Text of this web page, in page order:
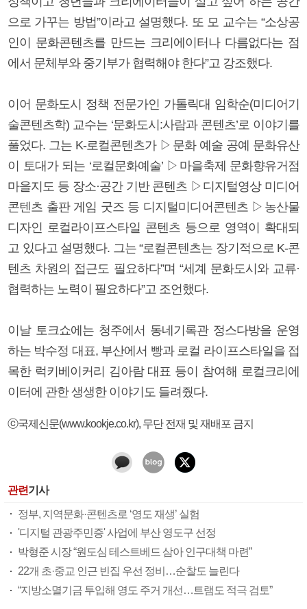
으로 가꾸는 방법”이라고 설명했다. 또 모 교수는 “소상공
인이 문화콘텐츠를 만드는 크리에이터나 다름없다는 점
에서 문체부와 중기부가 협력해야 한다”고 강조했다.
이어 문화도시 정책 전문가인 가톨릭대 임학순(미디어기
술콘텐츠학) 교수는 ‘문화도시:사람과 콘텐츠’로 이야기를
풀었다. 그는 K-로컬콘텐츠가 ▷문화 예술 공예 문화유산
이 토대가 되는 ‘로컬문화예술’ ▷마을축제 문화향유거점
마을지도 등 장소·공간 기반 콘텐츠 ▷디지털영상 미디어
콘텐츠 출판 게임 굿즈 등 디지털미디어콘텐츠 ▷농산물
디자인 로컬라이프스타일 콘텐츠 등으로 영역이 확대되
고 있다고 설명했다. 그는 “로컬콘텐츠는 장기적으로 K-콘
텐츠 차원의 접근도 필요하다”며 “세계 문화도시와 교류·
협력하는 노력이 필요하다”고 조언했다.
이날 토크쇼에는 청주에서 동네기록관 정스다방을 운영
하는 박수정 대표, 부산에서 빵과 로컬 라이프스타일을 접
목한 럭키베이커리 김아람 대표 등이 참여해 로컬크리에
이터에 관한 생생한 이야기도 들려줬다.
ⓒ국제신문(www.kookje.co.kr), 무단 전재 및 재배포 금지
관련기사
정부, 지역문화·콘텐츠로 ‘영도 재생’ 실험
'디지털 관광주민증' 사업에 부산 영도구 선정
박형준 시장 “원도심 테스트베드 삼아 인구대책 마련”
22개 초·중교 인근 빈집 우선 정비…순찰도 늘린다
“지방소멸기금 투입해 영도 주거 개선…트램도 적극 검토”